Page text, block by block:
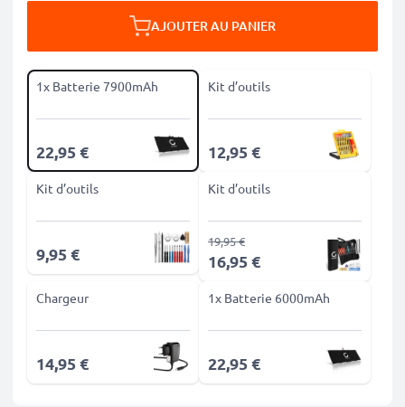
AJOUTER AU PANIER
1x Batterie 7900mAh
22,95 €
Kit d’outils
12,95 €
Kit d’outils
9,95 €
Kit d’outils
16,95 €
19,95 €
Chargeur
14,95 €
1x Batterie 6000mAh
22,95 €